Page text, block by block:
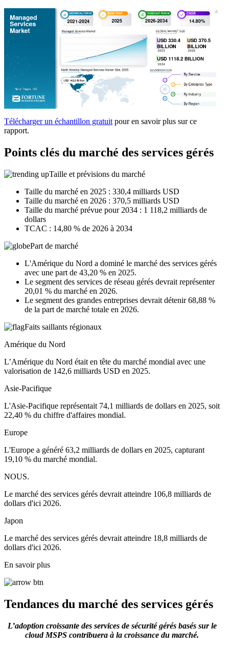
Télécharger un échantillon gratuit pour en savoir plus sur ce
rapport.
Points clés du marché des services gérés
Taille et prévisions du marché
Taille du marché en 2025 : 330,4 milliards USD
Taille du marché en 2026 : 370,5 milliards USD
Taille du marché prévue pour 2034 : 1 118,2 milliards de
dollars
TCAC : 14,80 % de 2026 à 2034
Part de marché
L'Amérique du Nord a dominé le marché des services gérés
avec une part de 43,20 % en 2025.
Le segment des services de réseau gérés devrait représenter
20,01 % du marché en 2026.
Le segment des grandes entreprises devrait détenir 68,88 %
de la part de marché totale en 2026.
Faits saillants régionaux
Amérique du Nord
L’Amérique du Nord était en tête du marché mondial avec une
valorisation de 142,6 milliards USD en 2025.
Asie-Pacifique
L'Asie-Pacifique représentait 74,1 milliards de dollars en 2025, soit
22,40 % du chiffre d'affaires mondial.
Europe
L'Europe a généré 63,2 milliards de dollars en 2025, capturant
19,10 % du marché mondial.
NOUS.
Le marché des services gérés devrait atteindre 106,8 milliards de
dollars d'ici 2026.
Japon
Le marché des services gérés devrait atteindre 18,8 milliards de
dollars d'ici 2026.
En savoir plus
Tendances du marché des services gérés
L’adoption croissante des services de sécurité gérés basés sur le
cloud MSPS contribuera à la croissance du marché.